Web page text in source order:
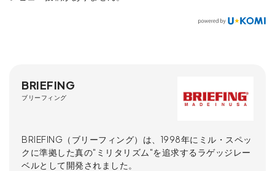
BRIEFING
ブリーフィング
BRIEFING（ブリーフィング）は、1998年にミル・スペッ
クに準拠した真の"ミリタリズム"を追求するラゲッジレー
ベルとして開発されました。